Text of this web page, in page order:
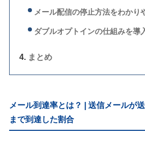
メール配信の停止方法をわかり
ダブルオプトインの仕組みを導
まとめ
メール到達率とは？ | 送信メールが
まで到達した割合